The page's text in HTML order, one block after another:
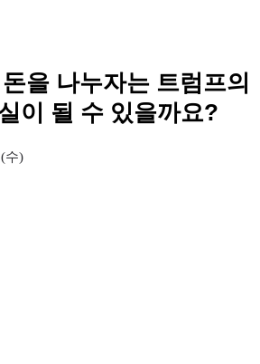
을 나누자는 트럼프의
이 될 수 있을까요?
수)